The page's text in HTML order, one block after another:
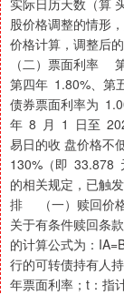
实际日历天数（算
股价格调整的情形
价格计算，调整后
（二）票面利率
第四年 1.80%、第
债券票面利率为
年 8 月 1 日至
易日的收 盘价格不
130%（即 33.878
的相关规定，已触
排 （一）赎回价
关于有条件赎回条
的计算公式为：
行的可转债持有人
年票面利率；t：指